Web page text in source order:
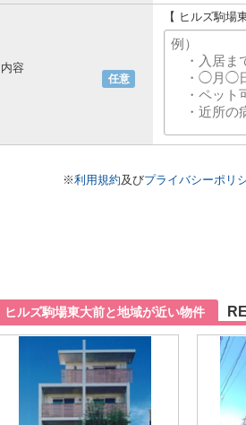
任意
内容
【 ヒルズ駒場
※利用規約及びプライバシーポリ
ヒルズ駒場東大前と地域が近い物件